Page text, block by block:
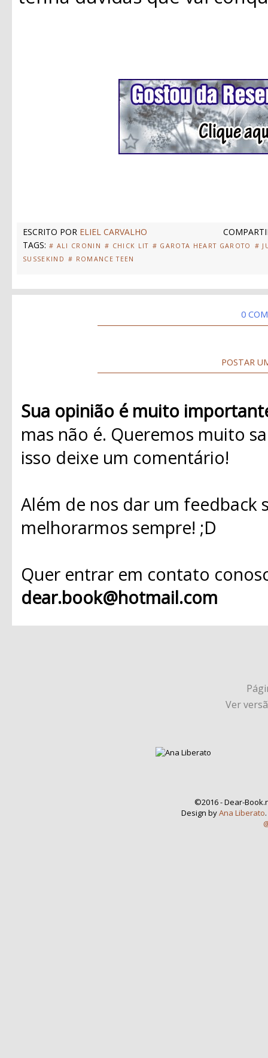
ESCRITO POR ELIEL CARVALHO
TAGS: # ALI CRONIN # CHICK LIT # GAROTA HEART GAROTO
#
SUSSEKIND # ROMANCE TEEN
0
POSTAR
Sua opinião é muito
mas não é. Queremos muito
isso deixe um comentário!
Além de nos dar um
melhorarmos sempre! ;D
Quer entrar em contato
dear.book@hotmail.com
Ver
©2016 - Dear-
Design byAna Liberato